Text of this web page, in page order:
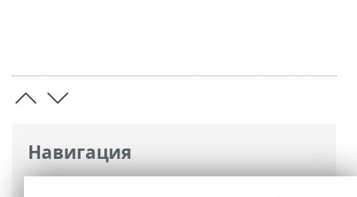
Навигация